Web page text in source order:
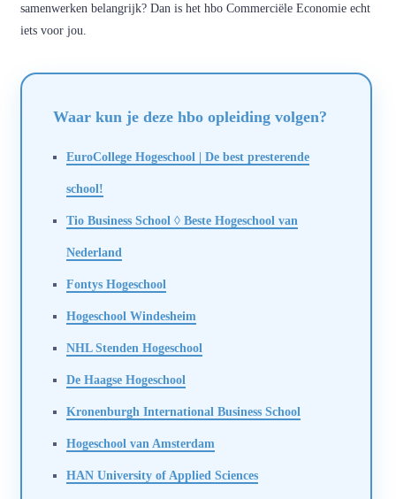
samenwerken belangrijk? Dan is het hbo Commerciële Economie echt
iets voor jou.
Waar kun je deze hbo opleiding volgen?
EuroCollege Hogeschool | De best presterende
school!
Tio Business School ◊ Beste Hogeschool van
Nederland
Fontys Hogeschool
Hogeschool Windesheim
NHL Stenden Hogeschool
De Haagse Hogeschool
Kronenburgh International Business School
Hogeschool van Amsterdam
HAN University of Applied Sciences